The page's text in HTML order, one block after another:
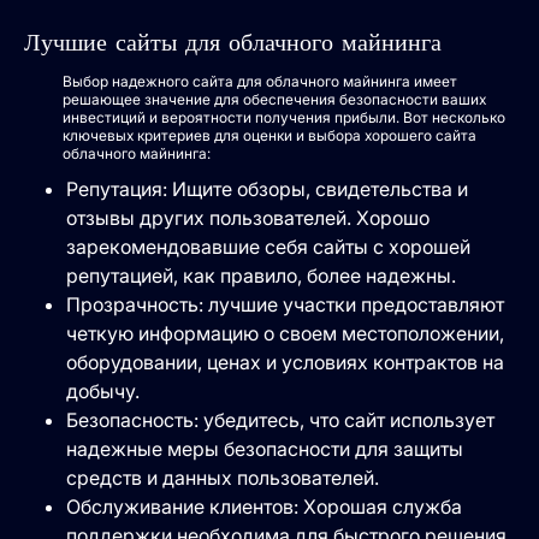
Лучшие сайты для облачного майнинга
Выбор надежного сайта для облачного майнинга имеет
решающее значение для обеспечения безопасности ваших
инвестиций и вероятности получения прибыли. Вот несколько
ключевых критериев для оценки и выбора хорошего сайта
облачного майнинга:
Репутация: Ищите обзоры, свидетельства и
отзывы других пользователей. Хорошо
зарекомендовавшие себя сайты с хорошей
репутацией, как правило, более надежны.
Прозрачность: лучшие участки предоставляют
четкую информацию о своем местоположении,
оборудовании, ценах и условиях контрактов на
добычу.
Безопасность: убедитесь, что сайт использует
надежные меры безопасности для защиты
средств и данных пользователей.
Обслуживание клиентов: Хорошая служба